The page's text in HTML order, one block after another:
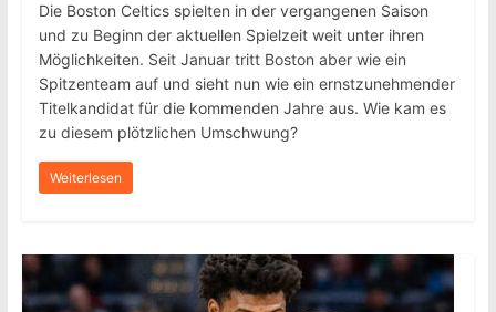
Die Boston Celtics spielten in der vergangenen Saison
und zu Beginn der aktuellen Spielzeit weit unter ihren
Möglichkeiten. Seit Januar tritt Boston aber wie ein
Spitzenteam auf und sieht nun wie ein ernstzunehmender
Titelkandidat für die kommenden Jahre aus. Wie kam es
zu diesem plötzlichen Umschwung?
Weiterlesen